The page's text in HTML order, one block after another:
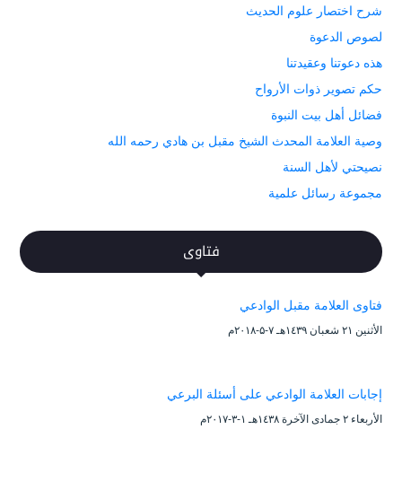
شرح اختصار علوم الحديث
لصوص الدعوة
هذه دعوتنا وعقيدتنا
حكم تصوير ذوات الأرواح
فضائل أهل بيت النبوة
وصية العلامة المحدث الشيخ مقبل بن هادي رحمه الله
نصيحتي لأهل السنة
مجموعة رسائل علمية
فتاوى
فتاوى العلامة مقبل الوادعي
الأثنين ۲۱ شعبان ۱٤۳۹هـ ۷-۵-۲۰۱۸م
إجابات العلامة الوادعي على أسئلة البرعي
الأربعاء ۲ جمادى الآخرة ۱٤۳۸هـ ۱-۳-۲۰۱۷م